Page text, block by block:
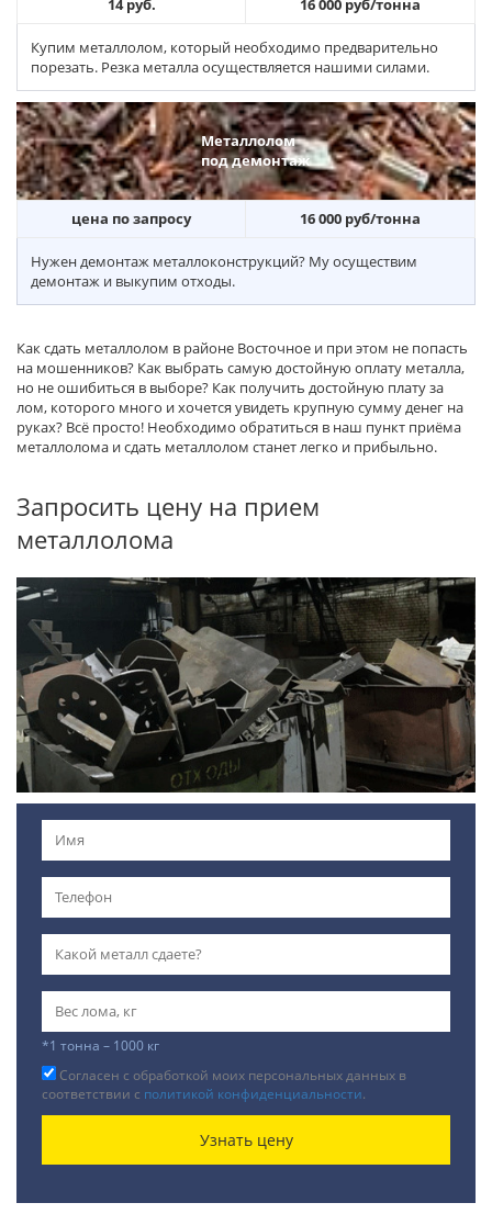
14 руб. 16 000 руб/тонна
Купим металлолом, который необходимо предварительно
порезать. Резка металла осуществляется нашими силами.
Металлолом
под демонтаж
цена по запросу 16 000 руб/тонна
Нужен демонтаж металлоконструкций? Му осуществим
демонтаж и выкупим отходы.
Как сдать металлолом в районе Восточное и при этом не попасть
на мошенников? Как выбрать самую достойную оплату металла,
но не ошибиться в выборе? Как получить достойную плату за
лом, которого много и хочется увидеть крупную сумму денег на
руках? Всё просто! Необходимо обратиться в наш пункт приёма
металлолома и сдать металлолом станет легко и прибыльно.
Запросить цену на прием
металлолома
*1 тонна – 1000 кг
Согласен с обработкой моих персональных данных в
соответствии с политикой конфиденциальности.
Узнать цену